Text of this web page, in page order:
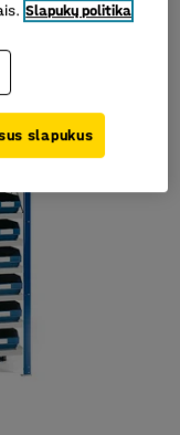
Slapukų politika
slapukus